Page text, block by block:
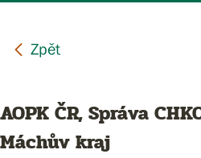
AOPK ČR, Správa
Máchův kraj